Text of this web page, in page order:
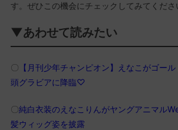
す。ぜひこの機会にチェックしてみてくださ
▼あわせて読みたい
〇 【月刊少年チャンピオン】えなこがゴー
頭グラビアに降臨♡
〇純白衣装のえなこりんがヤングアニマル
髪ウィッグ姿を披露